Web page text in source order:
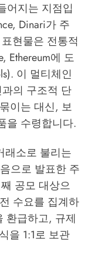
어지는 지점입
Dinari가 주
현물은 전통적
Ethereum에 도
). 이 멀티체인
의 구조적 단
이는 대신, 보
을 수령합니다.
래소로 불리는
으로 발표한 주
공모 대상으
수요를 집계하
환급하고, 규제
을 1:1로 보관